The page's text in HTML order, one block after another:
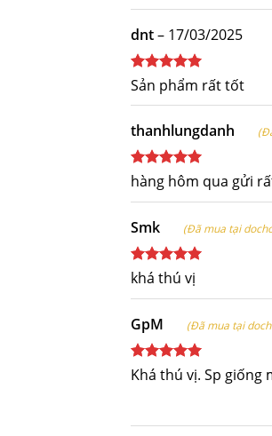
dnt– 17/03/2025
Được xếp
hạng
sao
Sản phẩm rất tốt
thanhlungdanh
Được xếp
hạng
sao
hàng hôm qua gửi
Smk (Đã mua tại
Được xếp
sao
khá thú vị
GpM (Đã mua tại
Được xếp
hạng55
Khá thú vị. Sp giống